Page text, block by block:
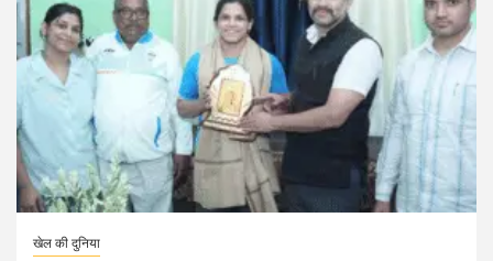
खेल की दुनिया